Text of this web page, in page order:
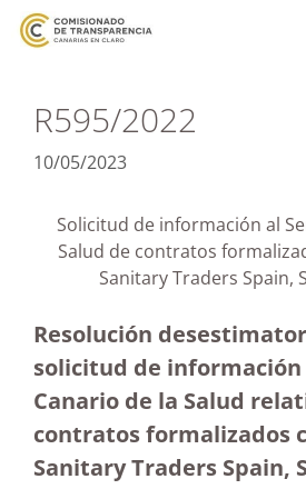
R595/2022
10/05/2023
Solicitud de información al
Salud de contratos
Sanitary Traders Spain,
Resolución
solicitud de información
Canario de la Salud
contratos formalizados
Sanitary Traders Spain,